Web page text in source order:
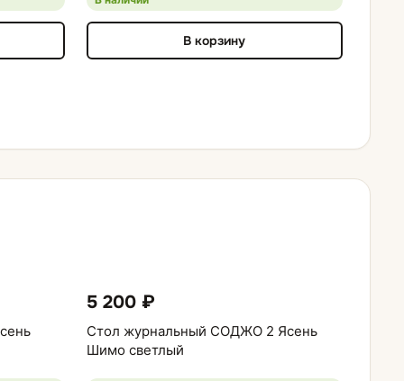
В корзину
5 200 ₽
Стол журнальный СОДЖО 2 Ясень
Шимо светлый